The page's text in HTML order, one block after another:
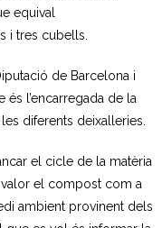
equival
i tres cubells.
de Barcelona i
és l’encarregada de la
diferents deixalleries.
el cicle de la matèria
el compost com a
ambient provinent dels